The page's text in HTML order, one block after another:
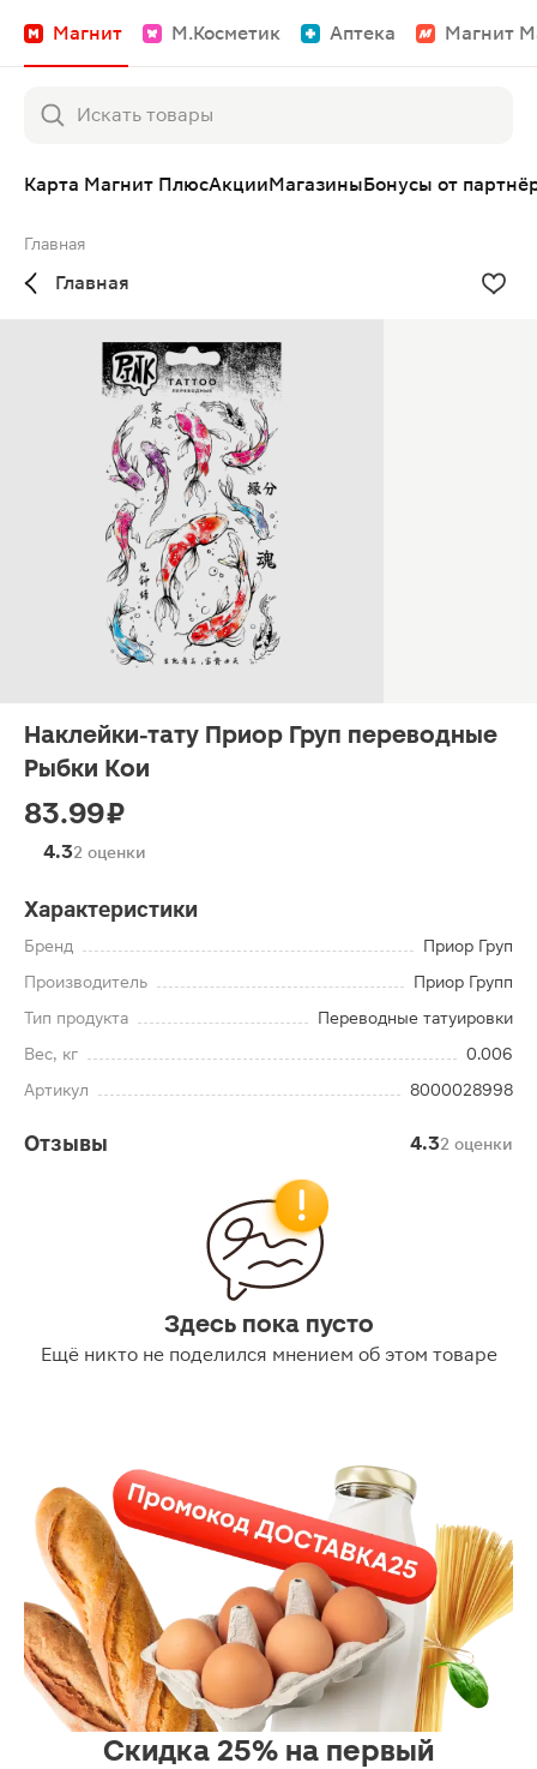
Магнит М.Косметик Аптека Магнит
Карта Магнит ПлюсАкцииМагазиныБонусы от
Главная
Главная
Наклейки-тату Приор Груп переводные
Рыбки Кои
83.99 ₽
4.32 оценки
Характеристики
Бренд
Приор Груп
Производитель
Приор Групп
Тип продукта
Переводные татуировки
Вес, кг
0.006
Артикул
8000028998
Отзывы 4.32 оценки
Здесь пока пусто
Ещё никто не поделился мнением об этом товаре
Скидка 25% на первый